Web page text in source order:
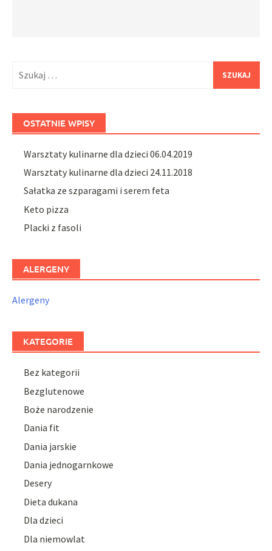
OSTATNIE WPISY
Warsztaty kulinarne dla dzieci 06.04.2019
Warsztaty kulinarne dla dzieci 24.11.2018
Sałatka ze szparagami i serem feta
Keto pizza
Placki z fasoli
ALERGENY
Alergeny
KATEGORIE
Bez kategorii
Bezglutenowe
Boże narodzenie
Dania fit
Dania jarskie
Dania jednogarnkowe
Desery
Dieta dukana
Dla dzieci
Dla niemowlat